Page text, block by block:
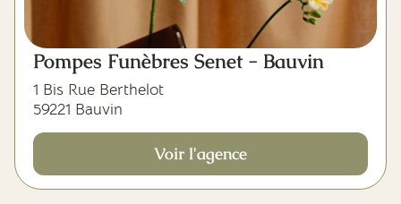
Pompes Funèbres Senet - Bauvin
1 Bis Rue Berthelot
59221 Bauvin
Voir l'agence